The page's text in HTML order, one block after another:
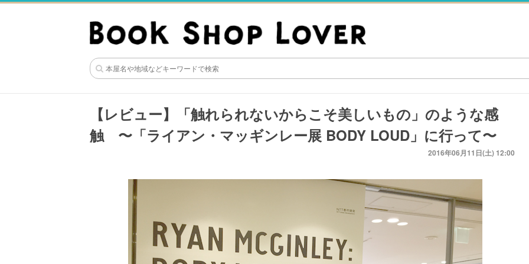
【レビュー】「触れられないからこそ美しいもの」のような感
触 〜「ライアン・マッギンレー展 BODY LOUD」に行って〜
2016年06月11日(土) 12:00